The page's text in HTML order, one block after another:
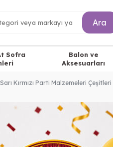
Ara
Sofra
Balon ve
Aksesuarları
Sarı Kırmızı Parti Malzemeleri